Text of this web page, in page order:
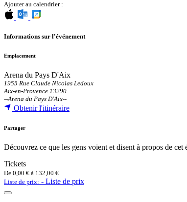
Ajouter au calendrier :
Informations sur l'événement
Emplacement
Arena du Pays D'Aix
1955 Rue Claude Nicolas Ledoux
Aix-en-Provence 13290
--Arena du Pays D'Aix--
Obtenir l'itinéraire
Partager
Découvrez ce que les gens voient et disent à propos de
Tickets
De 0,00 € à 132,00 €
Liste de prix: - Liste de prix